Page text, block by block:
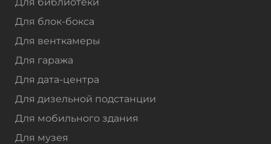
Для блок-бокса
Для венткамеры
Для гаража
Для дата-центра
Для дизельной подстанции
Для мобильного здания
Для музея